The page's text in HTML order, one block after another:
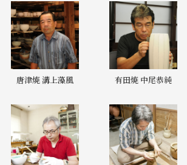
唐津焼 溝上藻風 有田焼 中尾恭純